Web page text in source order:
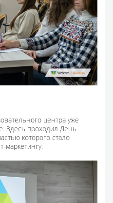
центра уже
Здесь проходил День
которого стало
маркетингу.